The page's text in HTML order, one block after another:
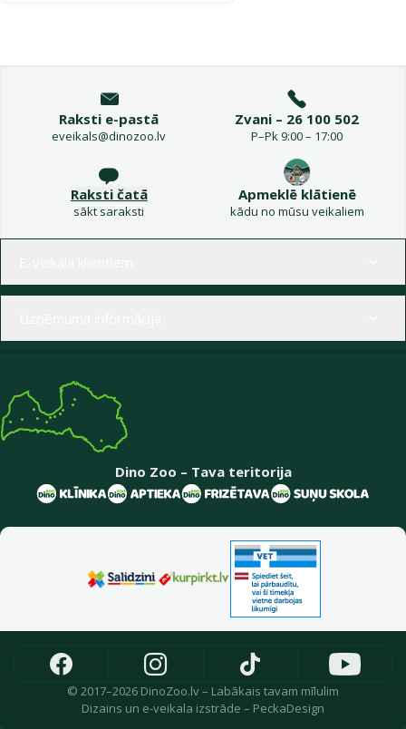
Raksti e-pastā
eveikals@dinozoo.lv
Zvani – 26 100 502
P–Pk 9:00 – 17:00
Raksti čatā
sākt saraksti
Apmeklē klātienē
kādu no mūsu veikaliem
Dino Zoo – Tava teritorija
© 2017–2026 DinoZoo.lv – Labākais tavam mīlulim
Dizains un e-veikala izstrāde – PeckaDesign